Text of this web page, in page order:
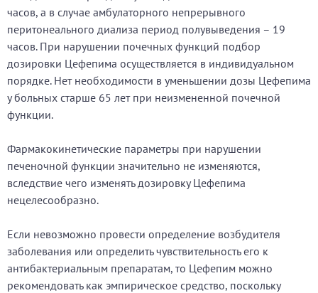
часов, а в случае амбулаторного непрерывного
перитонеального диализа период полувыведения – 19
часов. При нарушении почечных функций подбор
дозировки Цефепима осуществляется в индивидуальном
порядке. Нет необходимости в уменьшении дозы Цефепима
у больных старше 65 лет при неизмененной почечной
функции.
Фармакокинетические параметры при нарушении
печеночной функции значительно не изменяются,
вследствие чего изменять дозировку Цефепима
нецелесообразно.
Если невозможно провести определение возбудителя
заболевания или определить чувствительность его к
антибактериальным препаратам, то Цефепим можно
рекомендовать как эмпирическое средство, поскольку